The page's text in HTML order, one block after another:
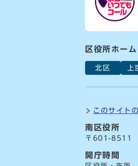
区役所ホー
北区 上
このサイト
南区役所
〒601-8511
開庁時間